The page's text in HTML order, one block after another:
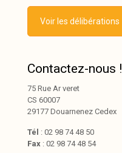
Voir les délibérations
Contactez-nous !
75 Rue Ar veret
CS 60007
29177 Douarnenez Cedex
Tél : 02 98 74 48 50
Fax : 02 98 74 48 54